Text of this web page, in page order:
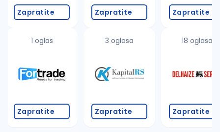
promenite odabrane filtere pretrage
Zapratite
1 oglas
Zapratite
Zapratite
3 oglasa
Zapratite
Zapratite
18 oglasa
Zapratite